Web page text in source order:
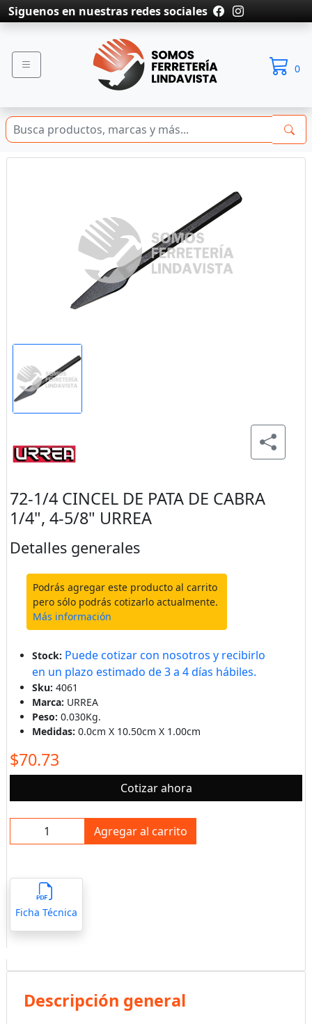
Siguenos en nuestras redes sociales
0
72-1/4 CINCEL DE PATA DE CABRA
1/4", 4-5/8" URREA
Detalles generales
Podrás agregar este producto al carrito
pero sólo podrás cotizarlo actualmente.
Más información
Stock: Puede cotizar con nosotros y recibirlo
en un plazo estimado de 3 a 4 días hábiles.
Sku: 4061
Marca: URREA
Peso: 0.030Kg.
Medidas: 0.0cm X 10.50cm X 1.00cm
$70.73
Cotizar ahora
Agregar al carrito
Ficha Técnica
Descripción general